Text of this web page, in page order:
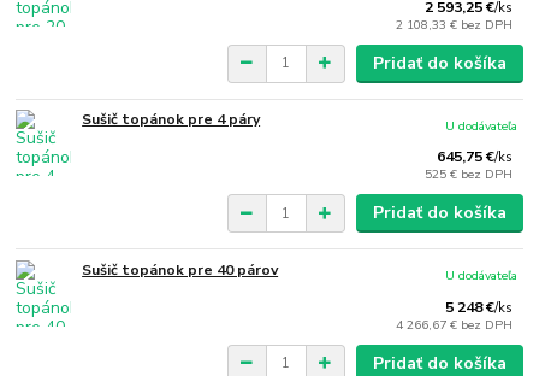
2 593,25 €/ks
2 108,33 € bez DPH
Pridať do košíka
Sušič topánok pre 4 páry
645,75 €/ks
525 € bez DPH
U dodávateľa
Pridať do košíka
Sušič topánok pre 40 párov
5 248 €/ks
4 266,67 € bez DPH
U dodávateľa
Pridať do košíka